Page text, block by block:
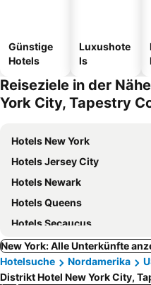
Günstige
Hotels
Luxushote
ls
Reiseziele in der
York City, Tapestry
Hotels New York
Hotels Jersey City
Hotels Newark
Hotels Queens
Hotels Secaucus
New York: Alle Unterkünfte
Hotelsuche
Nordamerika
Distrikt Hotel New York City,